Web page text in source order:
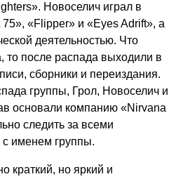
». Новоселич играл в
75», «Flipper» и «EyesAdrift», а
деятельностью. Что
, то после распада выходили в
сборники и переиздания.
группы, Грол, Новоселич и
основали компанию «Nirvana
следить за всеми
именем группы.
краткий, но яркий и